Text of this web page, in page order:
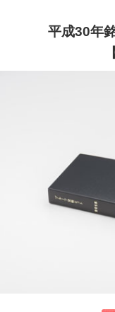
平成30年